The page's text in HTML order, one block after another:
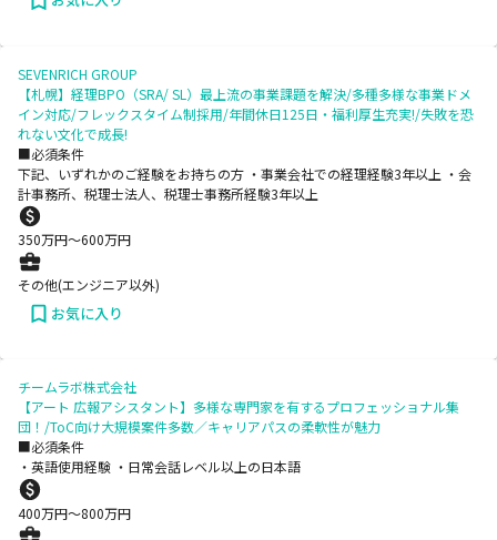
SEVENRICH GROUP
【札幌】経理BPO（SRA/ SL）最上流の事業課題を解決/多種多様な事業ドメ
イン対応/フレックスタイム制採用/年間休日125日・福利厚生充実!/失敗を恐
れない文化で成長!
■必須条件
下記、いずれかのご経験をお持ちの方 ・事業会社での経理経験3年以上 ・会
計事務所、税理士法人、税理士事務所経験3年以上
350万円〜600万円
その他(エンジニア以外)
お気に入り
チームラボ株式会社
【アート 広報アシスタント】多様な専門家を有するプロフェッショナル集
団！/ToC向け大規模案件多数／キャリアパスの柔軟性が魅力
■必須条件
・英語使用経験 ・日常会話レベル以上の日本語
400万円〜800万円